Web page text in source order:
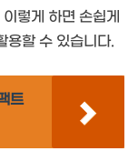
렇게 하면 손쉽게
용할 수 있습니다.
트